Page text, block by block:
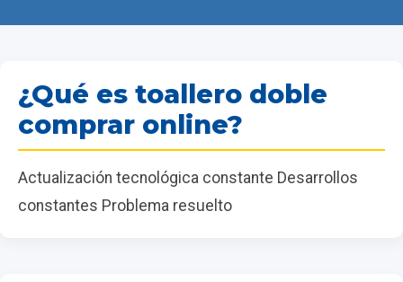
¿Qué es toallero doble
comprar online?
Actualización tecnológica constante Desarrollos
constantes Problema resuelto